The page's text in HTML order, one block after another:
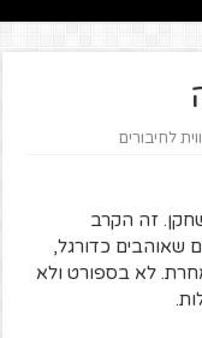
לחיבורים
זה הקרב
שאוהבים כדורגל,
לא בספורט ולא